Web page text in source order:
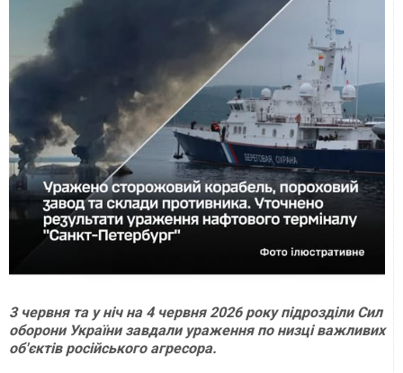
3 червня та у ніч на 4 червня 2026 року підрозділи Сил
оборони України завдали ураження по низці важливих
об'єктів російського агресора.